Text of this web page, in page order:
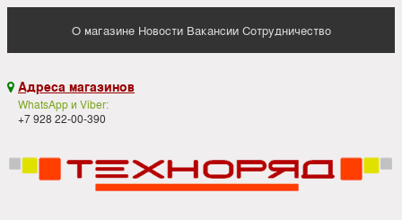
О магазине Новости Вакансии Сотрудничество
 Адреса магазинов
WhatsApp и Viber:
+7 928 22-00-390